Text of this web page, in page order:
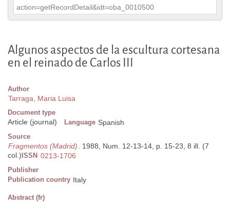
action=getRecordDetail&idt=oba_0010500
Algunos aspectos de la escultura cortesana
en el reinado de Carlos III
Author
Tarraga, Maria Luisa
Document type
Article (journal) Language Spanish
Source
Fragmentos (Madrid). 1988, Num. 12-13-14, p. 15-23, 8 ill. (7
col.) ISSN 0213-1706
Publisher
Publication country Italy
Abstract (fr)